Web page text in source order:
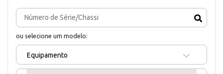
ou selecione um modelo:
Equipamento